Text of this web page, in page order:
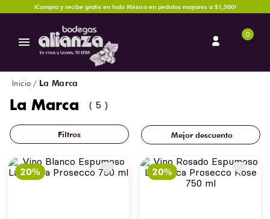
¡Compra y recibe gratis en todo México en pedidos mayores a $1,500!
0
La Marca
La Marca 5
Mejor descuento